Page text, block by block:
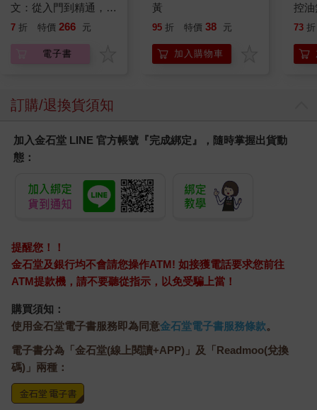
文：從入門到精通，一
本搞定外貿全流程【有
7 折 特價 266 元
電子書
黃
95 折 特價 38 元
加入購物車
控
凝露
調
滋
73 折
訂購/退換貨須知
加入金石堂 LINE 官方帳號『完成綁定』，隨時掌握出貨動
態：
提醒您！！
金石堂及銀行均不會請您操作ATM! 如接獲電話要求您前往
ATM提款機，請不要聽從指示，以免受騙上當！
購買須知：
使用金石堂電子書服務即為同意金石堂電子書服務條款。
電子書分為「金石堂(線上閱讀+APP)」及「Readmoo(兌換
碼)」兩種：